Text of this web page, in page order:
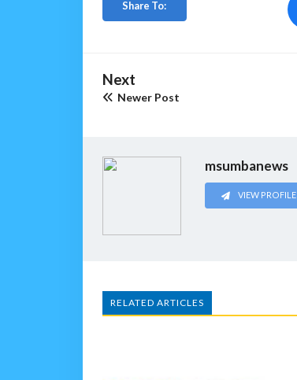
Share To:
Next
Newer Post
msumbanews
VIEW PROFILE
RELATED ARTICLES